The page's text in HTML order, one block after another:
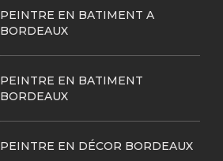
PEINTRE EN BATIMENT A
BORDEAUX
PEINTRE EN BATIMENT
BORDEAUX
PEINTRE EN DÉCOR BORDEAUX